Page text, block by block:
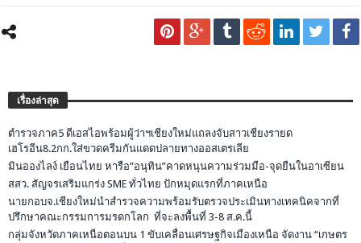
เรื่องล่าสุด
ตำรวจภาค5 ดีเอสไอพร้อมผู้ว่าฯเชียงใหม่แถลงจับสาวเชียงรายด
เฮโรอีน8.2กก.ใส่ขวดครีมกันแดดปลายทางออสเตรเลีย
มินอองไลง์ เยือนไทย หารือ”อนุทิน”คาดหนุนความร่วมมือ-จุดยืนในอาเซียน
สสว. สัญจรเสริมแกร่ง SME ทั่วไทย ปักหมุดแรกที่ภาคเหนือ
นายกอบจ.เชียงใหม่นำสำรวจความพร้อมรับตรวจประเมินทางเทคนิคจากที่
ปรึกษาคณะกรรมการมรดกโลก ที่จะลงพื้นที่ 3-8 ส.ค.นี้
กลุ่มจังหวัดภาคเหนือตอนบน 1 ขับเคลื่อนเศรษฐกิจเมืองเหนือ จัดงาน “เกษตร